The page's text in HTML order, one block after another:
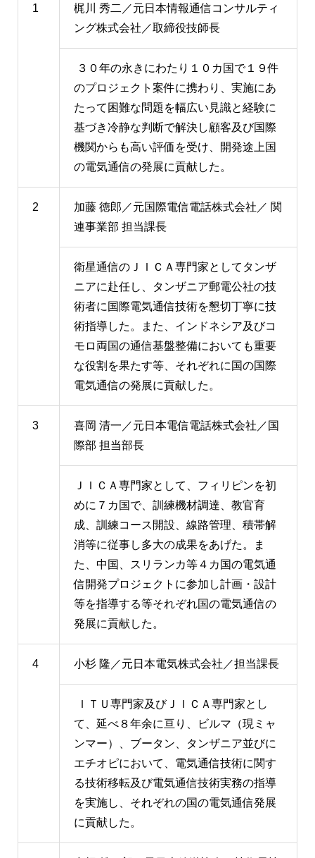
1
梶川 秀二／元日本情報通信コンサルティ
ング株式会社／取締役技師長
３０年の永きにわたり１０カ国で１９件
のプロジェクト案件に携わり、実施にあ
たって困難な問題を幅広い見識と経験に
基づき冷静な判断で解決し顧客及び国際
機関からも高い評価を受け、開発途上国
の電気通信の発展に貢献した。
2
加藤 徳郎／元国際電信電話株式会社／ 関
連事業部 担当課長
衛星通信のＪＩＣＡ専門家としてタンザ
ニアに赴任し、タンザニア郵電公社の技
術者に国際電気通信技術を懇切丁寧に技
術指導した。また、インドネシア及びコ
モロ両国の通信基盤整備においても重要
な役割を果たす等、それぞれに国の国際
電気通信の発展に貢献した。
3
喜岡 清一／元日本電信電話株式会社／国
際部 担当部長
ＪＩＣＡ専門家として、フィリピンを初
めに７カ国で、訓練機材調達、教官育
成、訓練コース開設、線路管理、積帯解
消等に従事し多大の成果をあげた。ま
た、中国、スリランカ等４カ国の電気通
信開発プロジェクトに参加し計画・設計
等を指導する等それぞれ国の電気通信の
発展に貢献した。
4 小杉 隆／元日本電気株式会社／担当課長
ＩＴＵ専門家及びＪＩＣＡ専門家とし
て、延べ８年余に亘り、ビルマ（現ミャ
ンマー）、ブータン、タンザニア並びに
エチオピにおいて、電気通信技術に関す
る技術移転及び電気通信技術実務の指導
を実施し、それぞれの国の電気通信発展
に貢献した。